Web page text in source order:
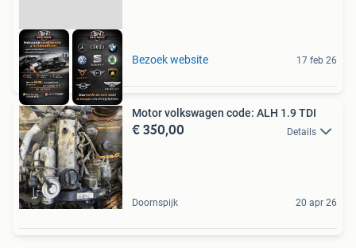
Bezoek website 17 feb 26
Motor volkswagen code: ALH 1.9 TDI
€ 350,00 Details
Doornspijk 20 apr 26